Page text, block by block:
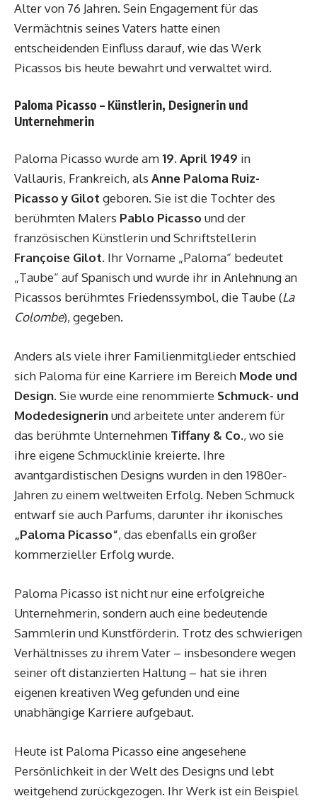
Alter von 76 Jahren. Sein Engagement für das
Vermächtnis seines Vaters hatte einen
entscheidenden Einfluss darauf, wie das Werk
Picassos bis heute bewahrt und verwaltet wird.
Paloma Picasso – Künstlerin, Designerin und
Unternehmerin
Paloma Picasso wurde am19. April 1949 in
Vallauris, Frankreich, als Anne Paloma Ruiz-
Picasso y Gilot geboren. Sie ist die Tochter des
berühmten Malers Pablo Picasso und der
französischen Künstlerin und Schriftstellerin
Françoise Gilot. Ihr Vorname „Paloma“ bedeutet
„Taube“ auf Spanisch und wurde ihr in Anlehnung an
Picassos berühmtes Friedenssymbol, die Taube (La
Colombe), gegeben.
Anders als viele ihrer Familienmitglieder entschied
sich Paloma für eine Karriere im Bereich Mode und
Design. Sie wurde eine renommierte Schmuck- und
Modedesignerinund arbeitete unter anderem für
das berühmte Unternehmen Tiffany & Co., wo sie
ihre eigene Schmucklinie kreierte. Ihre
avantgardistischen Designs wurden in den 1980er-
Jahren zu einem weltweiten Erfolg. Neben Schmuck
entwarf sie auch Parfums, darunter ihr ikonisches
„Paloma Picasso“, das ebenfalls ein großer
kommerzieller Erfolg wurde.
Paloma Picasso ist nicht nur eine erfolgreiche
Unternehmerin, sondern auch eine bedeutende
Sammlerin und Kunstförderin. Trotz des schwierigen
Verhältnisses zu ihrem Vater – insbesondere wegen
seiner oft distanzierten Haltung – hat sie ihren
eigenen kreativen Weg gefunden und eine
unabhängige Karriere aufgebaut.
Heute ist Paloma Picasso eine angesehene
Persönlichkeit in der Welt des Designs und lebt
weitgehend zurückgezogen. Ihr Werk ist ein Beispiel